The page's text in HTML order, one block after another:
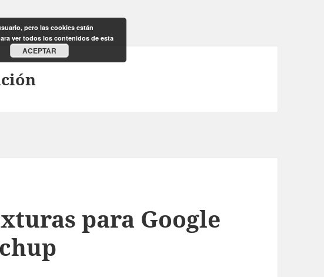
para Google
pero las cookies están
ver todos los contenidos de esta
ACEPTAR